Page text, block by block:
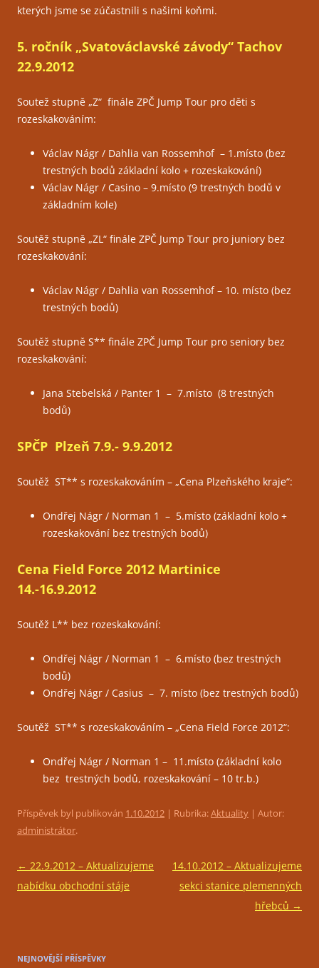
kterých jsme se zúčastnili s našimi koňmi.
5. ročník „Svatováclavské závody“ Tachov
22.9.2012
Soutež stupně „Z“ finále ZPČ Jump Tour pro děti s
rozeskakováním:
Václav Nágr / Dahlia van Rossemhof – 1.místo (bez
trestných bodů základní kolo + rozeskakování)
Václav Nágr / Casino – 9.místo (9 trestných bodů v
základním kole)
Soutěž stupně „ZL“ finále ZPČ Jump Tour pro juniory bez
rozeskakování:
Václav Nágr / Dahlia van Rossemhof – 10. místo (bez
trestných bodů)
Soutěž stupně S** finále ZPČ Jump Tour pro seniory bez
rozeskakování:
Jana Stebelská / Panter 1 – 7.místo (8 trestných
bodů)
SPČP Plzeň 7.9.- 9.9.2012
Soutěž ST** s rozeskakováním – „Cena Plzeňského kraje“:
Ondřej Nágr / Norman 1 – 5.místo (základní kolo +
rozeskakování bez trestných bodů)
Cena Field Force 2012 Martinice
14.-16.9.2012
Soutěž L** bez rozeskakování:
Ondřej Nágr / Norman 1 – 6.místo (bez trestných
bodů)
Ondřej Nágr / Casius – 7. místo (bez trestných bodů)
Soutěž ST** s rozeskakováním – „Cena Field Force 2012“:
Ondřej Nágr / Norman 1 – 11.místo (základní kolo
bez trestných bodů, rozeskakování – 10 tr.b.)
Příspěvek byl publikován 1.10.2012 | Rubrika:Aktuality | Autor:
administrátor.
Navigace
pro
← 22.9.2012 – Aktualizujeme
nabídku obchodní stáje
14.10.2012 – Aktualizujeme
sekci stanice plemenných
hřebců →
NEJNOVĚJŠÍ PŘÍSPĚVKY